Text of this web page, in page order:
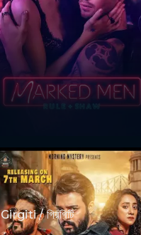
Girgiti / গিরগিটি